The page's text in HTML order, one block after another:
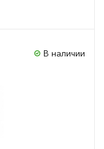
В наличии